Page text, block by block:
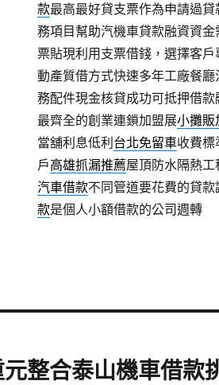
款最高最好貸支票作為申請過
務項目幫助汽機車貸款融資資
票貼現利用支票借錢，選擇客
動產質借方式快速多年工廠餐
務配件現金核貸成功可抵押借款
最齊全的創業連鎖加盟展小攤販
當舖利息低利 台北免留車收費標
戶高雄抓漏推薦屋頂防水隔熱
汽車借款不同管道要花費的貸
款是個人小額借款的公司週轉
整合泰山機車借款